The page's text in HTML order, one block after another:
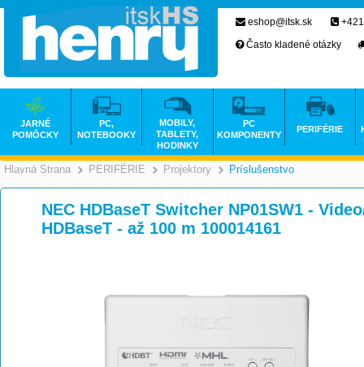
Hlavná Strana >
PERIFÉRIE >
Projektory >
Príslušenstvo
NEC HDBaseT Switcher NP01SW1 -
HDBaseT - až 100 m 100014161
eshop@itsk.sk
Často kladené otázky
JARNÉ
POMÔCKY
PC,
NOTEBOOKY
MOBILY,
TABLETY,
HODINKY
PC
KOMPONENTY
PERIFÉRIE